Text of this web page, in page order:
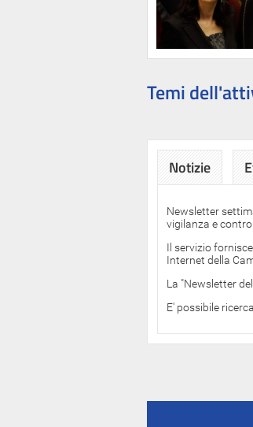
Temi
Notizie
Newsletter
vigilanza e
Il servizio
Internet della
La "Newsletter
E' possibile